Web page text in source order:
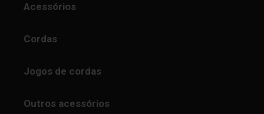
Acessórios
Cordas
Jogos de cordas
Outros acessórios